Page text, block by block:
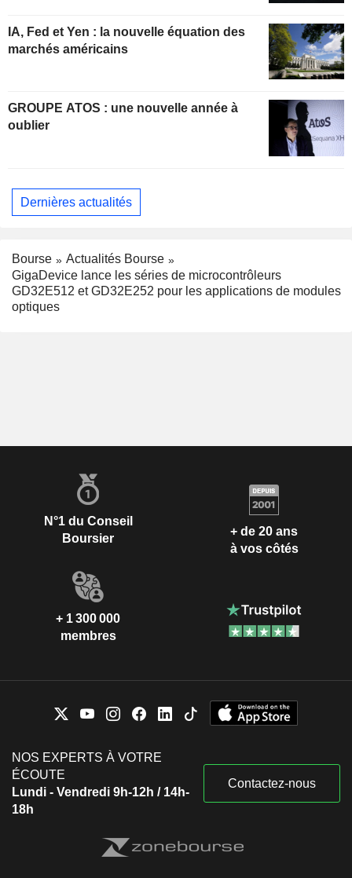
IA, Fed et Yen : la nouvelle équation des
marchés américains
GROUPE ATOS : une nouvelle année à
oublier
Dernières actualités
Bourse
Actualités Bourse
GigaDevice lance les séries de microcontrôleurs
GD32E512 et GD32E252 pour les applications de modules
optiques
N°1 du Conseil
Boursier
+ de 20 ans
à vos côtés
+ 1 300 000
membres
NOS EXPERTS À VOTRE
ÉCOUTE
Lundi - Vendredi 9h-12h / 14h-
18h
Contactez-nous